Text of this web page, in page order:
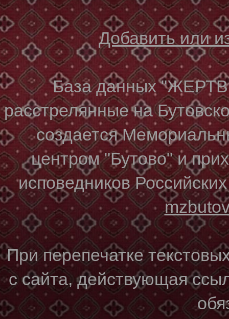
Добавить или
База данных
расстрелянные на
создается
центром "Бутово" и
исповедников
При перепечатке
с сайта, действующая